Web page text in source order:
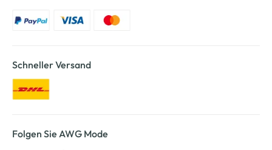
Schneller Versand
Folgen Sie AWG Mode